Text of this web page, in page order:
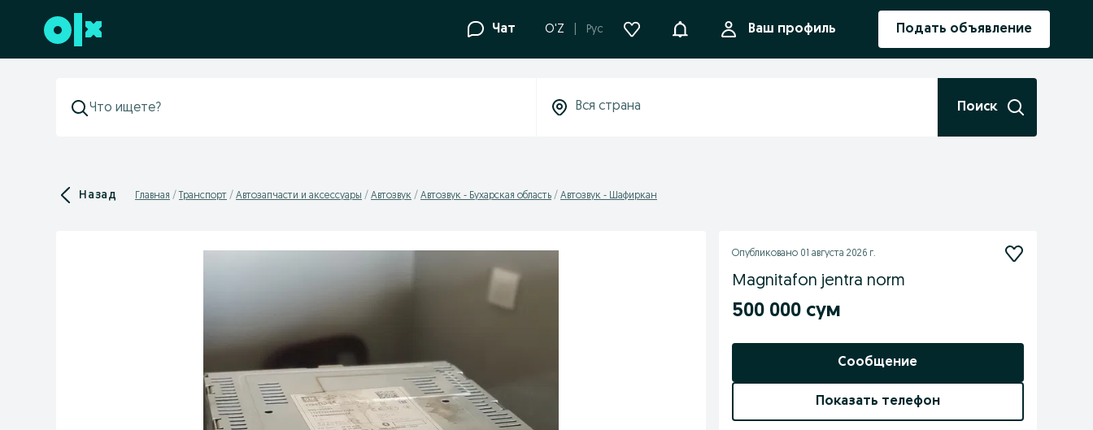
Перейти к нижнему колонтитулу Чат O'Z Рус УведомленияВаш профиль Подать объявление
Поиск
Назад Главная Транспорт Автозапчасти и аксессуары Автозвук Автозвук - Бухарская область Автозвук - Шафиркан
Опубликовано 01 августа 2026 г.
Magnitafon jentra norm
500 000 сум
Сообщение
Показать телефон